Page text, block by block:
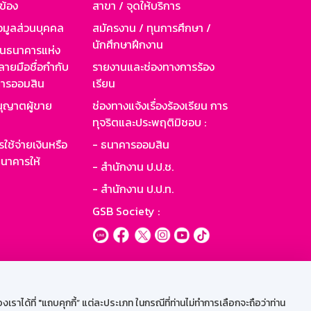
ได้ที่ "แถบคุกกี้” แต่ละประเภท ในกรณีที่ท่านไม่ทำการเลือกจะถือว่าท่าน
อง
มูลส่วนบุคคล
นาคารแห่ง
ายมือชื่อกำกับ
รออมสิน
ญาตผู้ขาย
ช้จ่ายเงินหรือ
คารให้
สาขา / จุดให้บริการ
สมัครงาน / ทุนการศึกษา /
นักศึกษาฝึกงาน
รายงานและช่องทางการร้อง
เรียน
ช่องทางแจ้งเรื่องร้องเรียน การ
ทุจริตและประพฤติมิชอบ :
- ธนาคารออมสิน
- สำนักงาน ป.ป.ช.
- สำนักงาน ป.ป.ท.
GSB Society :